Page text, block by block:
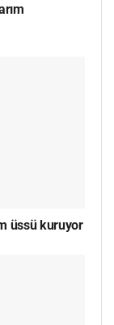
üssü kuruyor